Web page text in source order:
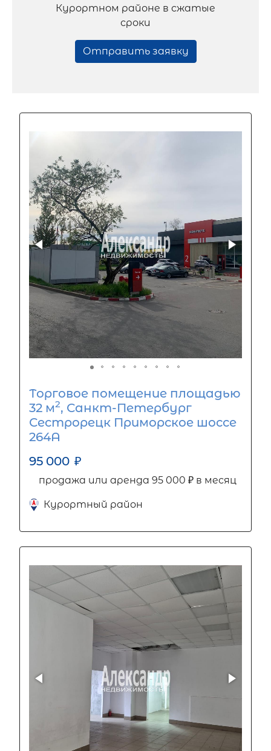
Курортном районе в сжатые
сроки
Отправить заявку
Торговое помещение площадью
32 м2, Санкт-Петербург
Сестрорецк Приморское шоссе
264А
95 000 ₽
продажа или аренда 95 000 ₽ в месяц
Курортный район